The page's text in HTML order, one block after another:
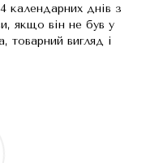
календарних днів з
якщо він не був у
товарний вигляд і